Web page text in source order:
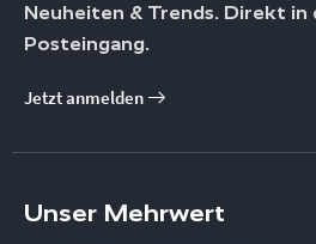
Neuheiten & Trends. Direkt in
Posteingang.
Jetzt anmelden
Unser Mehrwert